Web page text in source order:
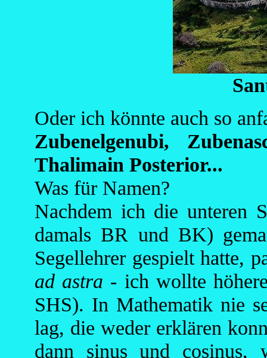
Oder ich könnte auch so
Zubenelgenubi,
Thalimain Posterior...
Was für Namen?
Nachdem ich die unteren
damals BR und BK)
Segellehrer gespielt hatte,
ad astra - ich wollte
SHS). In Mathematik nie
lag, die weder erklären
dann sinus und